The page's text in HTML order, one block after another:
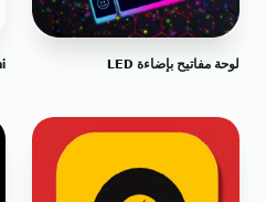
لوحة مفاتيح بإضاءة LED